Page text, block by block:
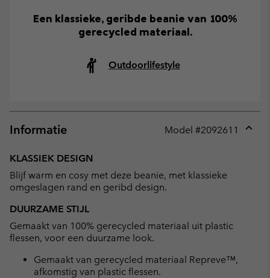
Een klassieke, geribde beanie van 100%
gerecycled materiaal.
Outdoorlifestyle
Informatie Model #2092611
KLASSIEK DESIGN
Blijf warm en cosy met deze beanie, met klassieke
omgeslagen rand en geribd design.
DUURZAME STIJL
Gemaakt van 100% gerecycled materiaal uit plastic
flessen, voor een duurzame look.
Gemaakt van gerecycled materiaal Repreve™,
afkomstig van plastic flessen.